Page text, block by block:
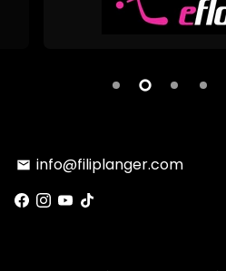
email info@filiplanger.com